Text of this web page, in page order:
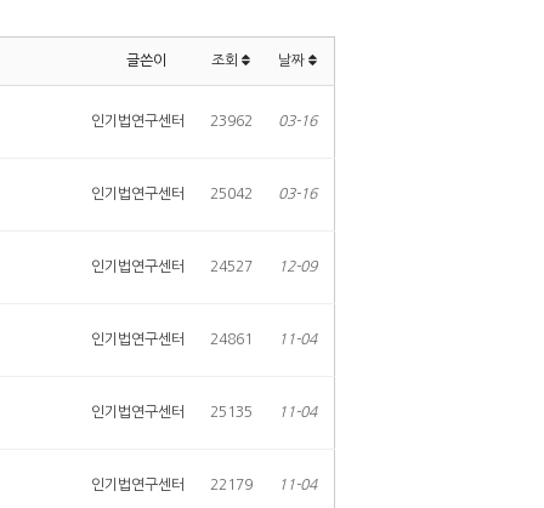
글쓴이 조회 날짜
인기법연구센터 23962 03-16
인기법연구센터 25042 03-16
인기법연구센터 24527 12-09
인기법연구센터 24861 11-04
인기법연구센터 25135 11-04
인기법연구센터 22179 11-04